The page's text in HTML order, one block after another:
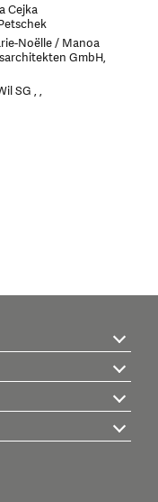
Cejka
Noëlle / Manoa
GmbH,
SG , ,